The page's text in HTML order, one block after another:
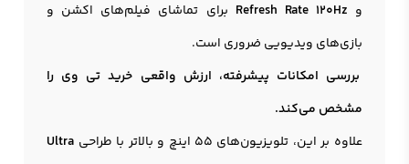
و Refresh Rate 120Hz برای تماشای فیلم‌های اکشن و
بازی‌های ویدیویی ضروری است.
بررسی امکانات پیشرفته، ارزش واقعی خرید تی وی را
مشخص می‌کند.
علاوه بر این، تلویزیون‌های 55 اینچ و بالاتر با طراحی
Ultra